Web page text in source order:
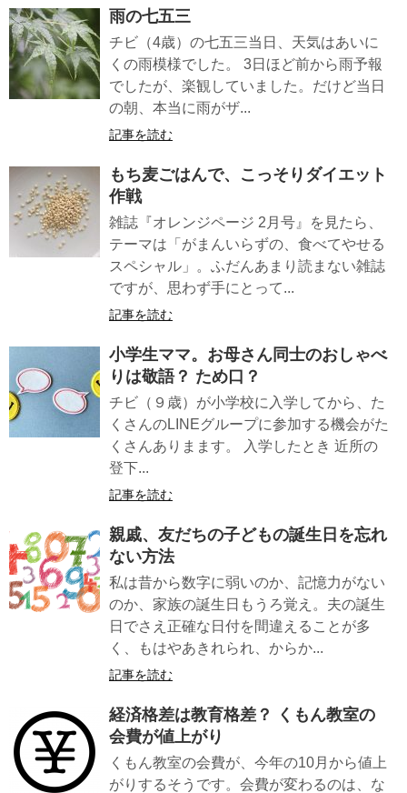
雨の七五三
チビ（4歳）の七五三当日、天気はあいに
くの雨模様でした。 3日ほど前から雨予報
でしたが、楽観していました。だけど当日
の朝、本当に雨がザ...
記事を読む
もち麦ごはんで、こっそりダイエット
作戦
雑誌『オレンジページ 2月号』を見たら、
テーマは「がまんいらずの、食べてやせる
スペシャル」。ふだんあまり読まない雑誌
ですが、思わず手にとって...
記事を読む
小学生ママ。お母さん同士のおしゃべ
りは敬語？ ため口？
チビ（９歳）が小学校に入学してから、た
くさんのLINEグループに参加する機会がた
くさんありまます。 入学したとき 近所の
登下...
記事を読む
親戚、友だちの子どもの誕生日を忘れ
ない方法
私は昔から数字に弱いのか、記憶力がない
のか、家族の誕生日もうろ覚え。夫の誕生
日でさえ正確な日付を間違えることが多
く、もはやあきれられ、からか...
記事を読む
経済格差は教育格差？ くもん教室の
会費が値上がり
くもん教室の会費が、今年の10月から値上
がりするそうです。会費が変わるのは、な